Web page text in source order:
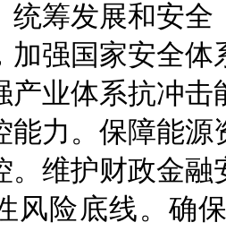
发展和安全
加强国家安全
产业体系抗冲
能力。保障能
。维护财政金
风险底线。确